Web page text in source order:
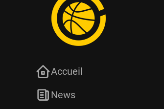
Accueil
News